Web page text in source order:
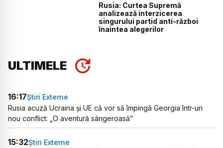
Rusia: Curtea Supremă
analizează interzicerea
singurului partid anti-război
înaintea alegerilor
ULTIMELE
16:17Știri Externe
Rusia acuză Ucraina și UE că vor să împingă Georgia într-un
nou conflict: „O aventură sângeroasă”
15:32Știri Externe